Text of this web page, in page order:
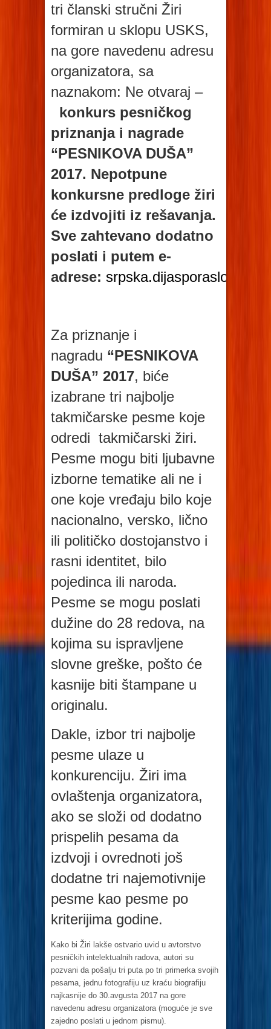
tri članski stručni Žiri
formiran u sklopu USKS,
na gore navedenu adresu
organizatora, sa
naznakom: Ne otvaraj –
konkurs pesničkog
priznanja i nagrade
“PESNIKOVA DUŠA”
2017. Nepotpune
konkursne predloge žiri
će izdvojiti iz rešavanja.
Sve zahtevano dodatno
poslati i putem e-
adrese:
Za priznanje i
nagradu “PESNIKOVA
DUŠA” 2017, biće
izabrane tri najbolje
takmičarske pesme koje
odredi takmičarski žiri.
Pesme mogu biti ljubavne
izborne tematike ali ne i
one koje vređaju bilo koje
nacionalno, versko, lično
ili političko dostojanstvo i
rasni identitet, bilo
pojedinca ili naroda.
Pesme se mogu poslati
dužine do 28 redova, na
kojima su ispravljene
slovne greške, pošto će
kasnije biti štampane u
originalu.
Dakle, izbor tri najbolje
pesme ulaze u
konkurenciju. Žiri ima
ovlaštenja organizatora,
ako se složi od dodatno
prispelih pesama da
izdvoji i ovrednoti još
dodatne tri najemotivnije
pesme kao pesme po
kriterijima godine.
Kako bi Žiri lakše ostvario uvid u avtorstvo
pesničkih intelektualnih radova, autori su
pozvani da pošalju tri puta po tri primerka svojih
pesama, jednu fotografiju uz kraću biografiju
najkasnije do 30.avgusta 2017 na gore
navedenu adresu organizatora (moguće je sve
zajedno poslati u jednom pismu).